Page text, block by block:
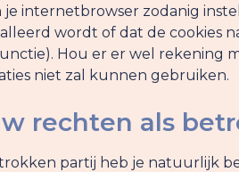
je internetbrowser zodanig
wordt of dat de cookies
Hou er er wel rekening
niet zal kunnen gebruiken.
rechten als
partij heb je natuurlijk